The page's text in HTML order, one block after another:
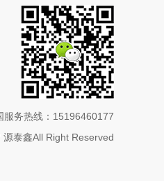
服务热线：15196460177
泰鑫All Right Reserved